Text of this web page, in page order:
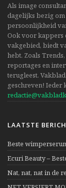
Als image
dagelijks bezig
persoonlijkheid
Ook voor kappers
vakgebied, biedt
hebt. Zoals
reportages en
terugleest.
geschreven! Ieder
LAATSTE
Beste
Ecuri Beauty –
Nat, nat, nat in de